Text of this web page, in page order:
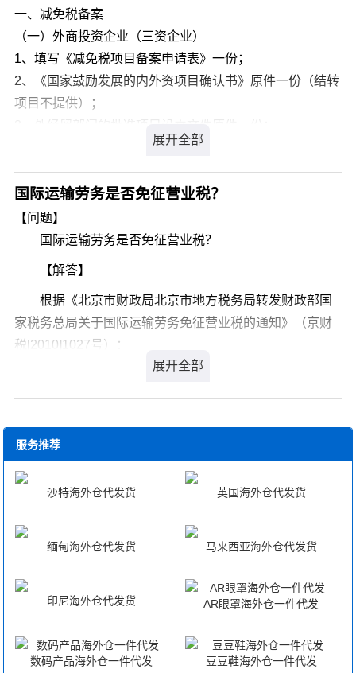
会很晚，经常都是船靠泊了才让去进。
然后船靠泊了已经装船，等船开后，一般一到两个工作日
会签单提单。
一、减免税备案
（一）外商投资企业（三资企业）
1、填写《减免税项目备案申请表》一份；
2、《国家鼓励发展的内外资项目确认书》原件一份（结转
项目不提供）；
4、外经贸部门核准的设备清单原件一份；
5、外经贸部门核发的外商（或港澳台侨胞）投资企业批准
证书复印件一份；
6、海关注册登记证明书复印件一份；
7、企业营业执照复印件一份；
9、会计师事务所验资报告或审计报告复印件一份；
10、填写《外商投资项目用汇总额扣减核算帐册》；
11、海关需要的其他单证。
项目不提供）；
3、结转项目应提供的单证；技术改造项目：技术改造项目
确认证原件一份；
5、企业营业执照复印件一份；
6、进口合同复印件一份；
8、可行性研究报告复印件一份；
（三）贷款项目
1、填写《减免税备案申请表》；
国际运输劳务是否免征营业税？
【问题】
国际运输劳务是否免征营业税？
【解答】
根据《北京市财政局北京市地方税务局转发财政部国
家税务总局关于国际运输劳务免征营业税的通知》（京财
税[2010]1027号）：
自2010年1月1日起，对中华人民共和国境内（以下简
称境内）单位或者个人提供的国际运输劳务免征营业税。
1．在境内载运旅客或者货物出境。
2．在境外载运旅客或者货物入境。
本通知自2010年1月1日起执行，2010年1月1日至文到
业税税额中抵减或者予以退税。
或个人在境内载运旅客或者货物出境的，以其取得的全部
价款和价外费用扣除其支付给其他单位或个人的运输费后
服务推荐
沙特海外仓代发货 英国海外仓代发货
缅甸海外仓代发货 马来西亚海外仓代发货
印尼海外仓代发货 AR眼罩海外仓一件代发
数码产品海外仓一件代发 豆豆鞋海外仓一件代发